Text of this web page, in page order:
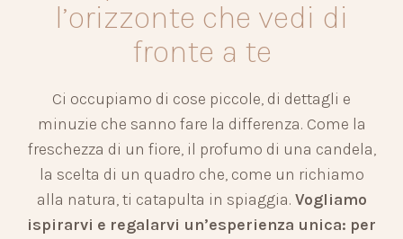
l’orizzonte che vedi di
fronte a te
Ci occupiamo di cose piccole, di dettagli e
minuzie che sanno fare la differenza. Come la
freschezza di un fiore, il profumo di una candela,
la scelta di un quadro che, come un richiamo
alla natura, ti catapulta in spiaggia. Vogliamo
ispirarvi e regalarvi un’esperienza unica: per